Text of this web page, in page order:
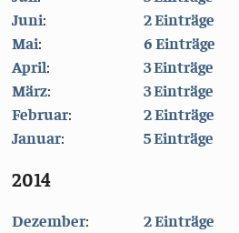
Juni:
2 Einträge
Mai:
6 Einträge
April:
3 Einträge
März:
3 Einträge
Februar:
2 Einträge
Januar: 5 Einträge
2014
Dezember:
2 Einträge